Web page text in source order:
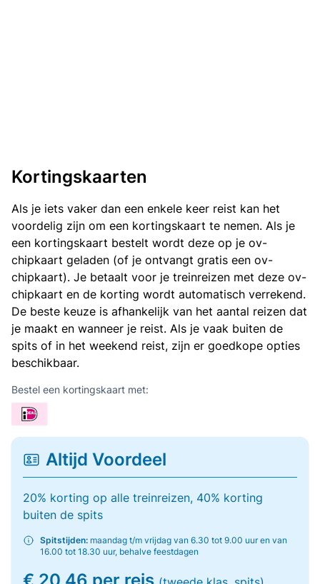
Kortingskaarten
Als je iets vaker dan een enkele keer reist kan het
voordelig zijn om een kortingskaart te nemen. Als je
een kortingskaart bestelt wordt deze op je ov-
chipkaart geladen (of je ontvangt gratis een ov-
chipkaart). Je betaalt voor je treinreizen met deze ov-
chipkaart en de korting wordt automatisch verrekend.
De beste keuze is afhankelijk van het aantal reizen dat
je maakt en wanneer je reist. Als je vaak buiten de
spits of in het weekend reist, zijn er goedkope opties
beschikbaar.
Bestel een kortingskaart met:
Altijd Voordeel
20% korting op alle treinreizen, 40% korting
buiten de spits
Spitstijden: maandag t/m vrijdag van 6.30 tot 9.00 uur en van
16.00 tot 18.30 uur, behalve feestdagen